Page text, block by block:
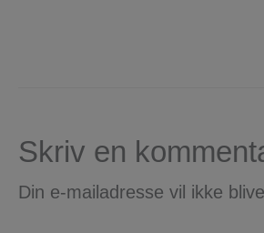
Skriv en
Din e-mailadresse vil ikke